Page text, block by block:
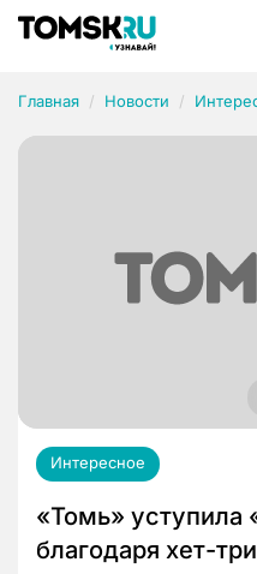
Главная Новости
Интересное
«Томь» уступила
благодаря хет-